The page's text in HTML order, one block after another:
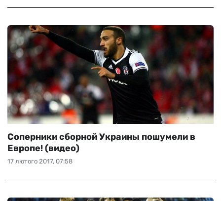
17 лютого 2017, 07:58
Соперники сборной Украины пошумели в
Европе! (видео)